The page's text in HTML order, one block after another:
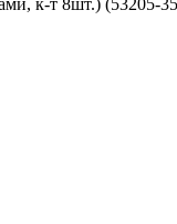
к-т 8шт.) (53205-